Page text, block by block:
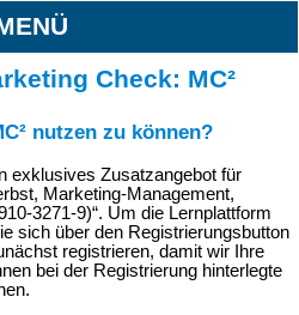
Check: MC²
nutzen zu können?
exklusives Zusatzangebot für
Marketing-Management,
3271-9)“. Um die Lernplattform
sich über den Registrierungsbutton
registrieren, damit wir Ihre
bei der Registrierung hinterlegte